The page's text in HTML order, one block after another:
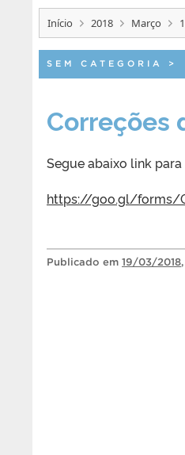
Início 2018 Março
SEM CATEGORIA >
Correções
Segue abaixo link
https://goo.gl/forms/
Publicado em 19/03/2018